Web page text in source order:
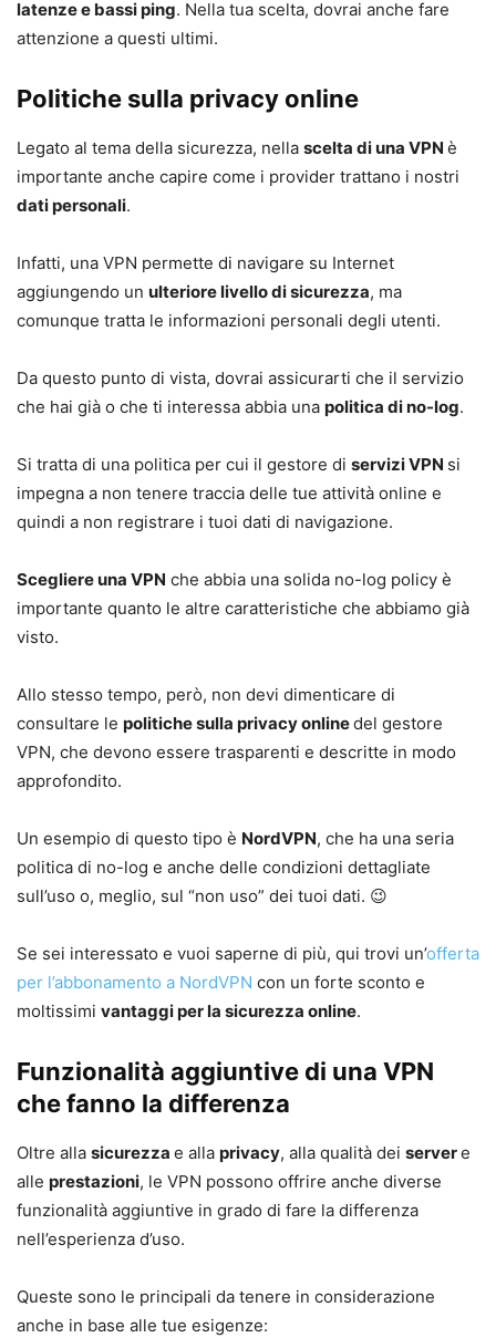
latenze e bassi ping. Nella tua scelta, dovrai anche fare
attenzione a questi ultimi.
Politiche sulla privacy online
Legato al tema della sicurezza, nella scelta di una VPN è
importante anche capire come i provider trattano i nostri
dati personali.
Infatti, una VPN permette di navigare su Internet
aggiungendo un ulteriore livello di sicurezza, ma
comunque tratta le informazioni personali degli utenti.
Da questo punto di vista, dovrai assicurarti che il servizio
che hai già o che ti interessa abbia una politica di no-log.
Si tratta di una politica per cui il gestore di servizi VPN si
impegna a non tenere traccia delle tue attività online e
quindi a non registrare i tuoi dati di navigazione.
Scegliere una VPN che abbia una solida no-log policy è
importante quanto le altre caratteristiche che abbiamo già
visto.
Allo stesso tempo, però, non devi dimenticare di
consultare le politiche sulla privacy onlinedel gestore
VPN, che devono essere trasparenti e descritte in modo
approfondito.
Un esempio di questo tipo è NordVPN, che ha una seria
politica di no-log e anche delle condizioni dettagliate
sull’uso o, meglio, sul “non uso” dei tuoi dati. 😉
Se sei interessato e vuoi saperne di più, qui trovi un’offerta
per l’abbonamento a NordVPN con un forte sconto e
moltissimi vantaggi per la sicurezza online.
Funzionalità aggiuntive di una VPN
che fanno la differenza
Oltre alla sicurezza e alla privacy, alla qualità dei servere
alle prestazioni, le VPN possono offrire anche diverse
funzionalità aggiuntive in grado di fare la differenza
nell’esperienza d’uso.
Queste sono le principali da tenere in considerazione
anche in base alle tue esigenze: